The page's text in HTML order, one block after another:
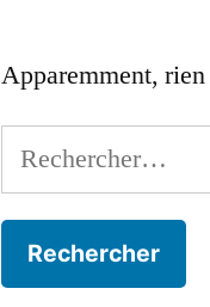
Apparemment, rien
Rechercher :